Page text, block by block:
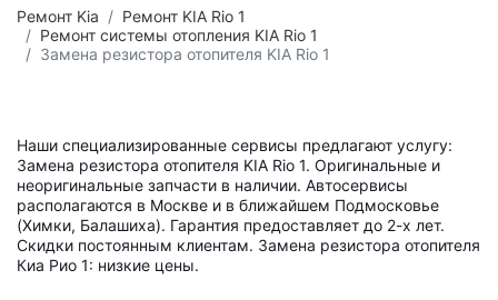
Ремонт Kia
Ремонт KIA Rio 1
Ремонт системы отопления KIA Rio 1
Замена резистора отопителя KIA Rio 1
Наши специализированные сервисы предлагают услугу:
Замена резистора отопителя KIA Rio 1. Оригинальные и
неоригинальные запчасти в наличии. Автосервисы
располагаются в Москве и в ближайшем Подмосковье
(Химки, Балашиха). Гарантия предоставляет до 2-х лет.
Скидки постоянным клиентам. Замена резистора отопителя
Киа Рио 1: низкие цены.